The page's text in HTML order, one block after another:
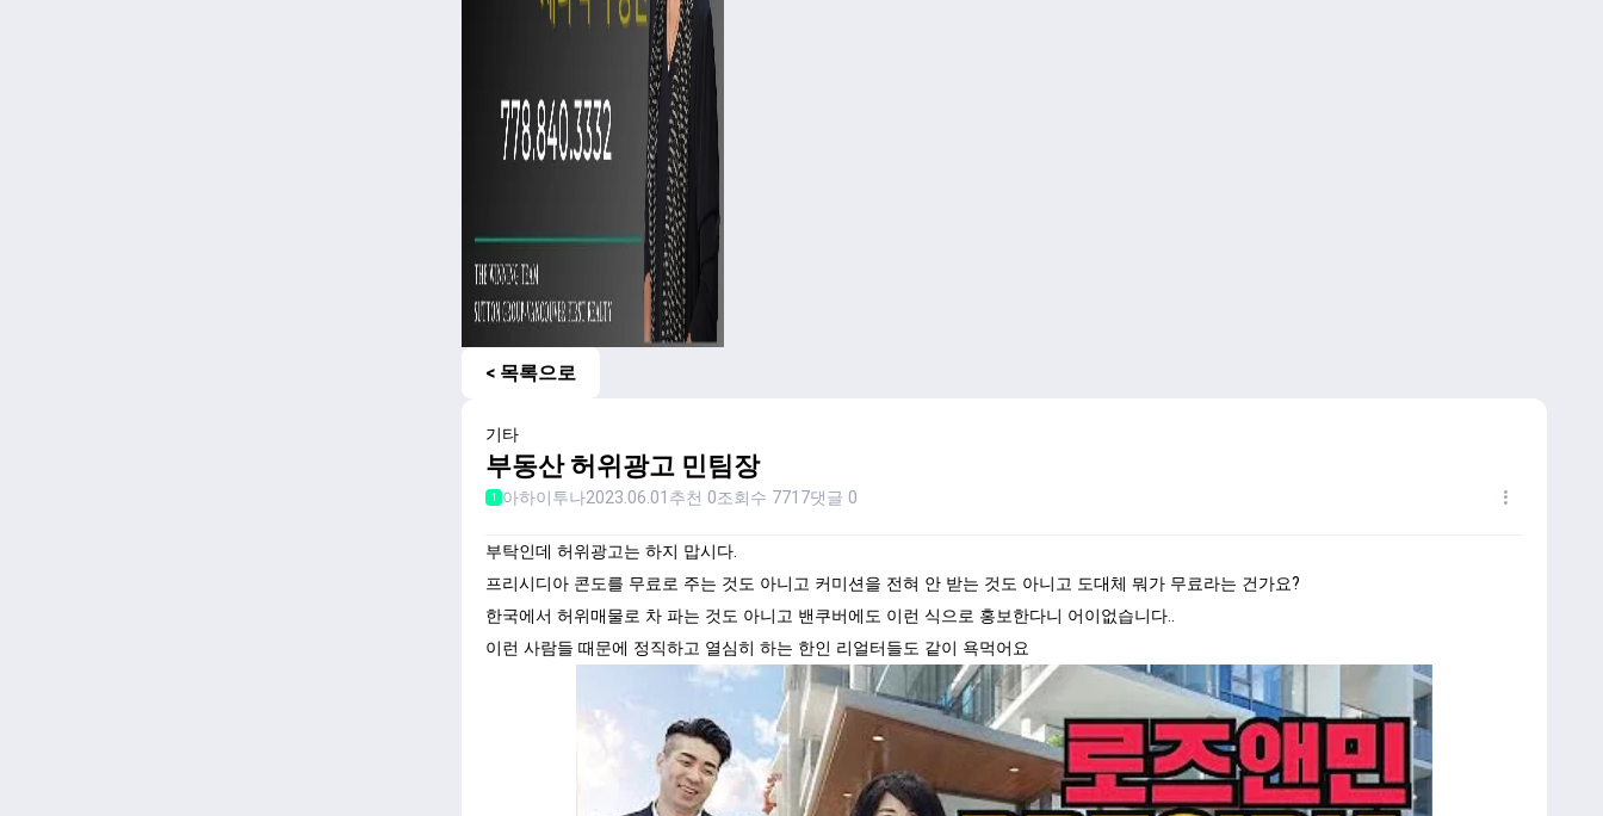
< 목록으로
기타
부동산 허위광고 민팀장
1 아하이투나2023.06.01 추천 0조회수 7717댓글 0
부탁인데 허위광고는 하지 맙시다.
프리시디아 콘도를 무료로 주는 것도 아니고 커미션을 전혀 안 받는 것도 아니고 도대체 뭐가 무료라는 건가요?
한국에서 허위매물로 차 파는 것도 아니고 밴쿠버에도 이런 식으로 홍보한다니 어이없습니다..
이런 사람들 때문에 정직하고 열심히 하는 한인 리얼터들도 같이 욕먹어요